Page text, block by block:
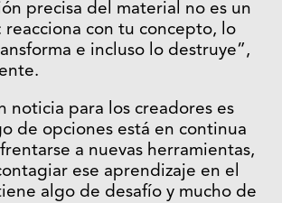
precisa del material no es un
reacciona con tu concepto, lo
e incluso lo destruye”,
noticia para los creadores es
de opciones está en continua
a nuevas herramientas,
ese aprendizaje en el
algo de desafío y mucho de